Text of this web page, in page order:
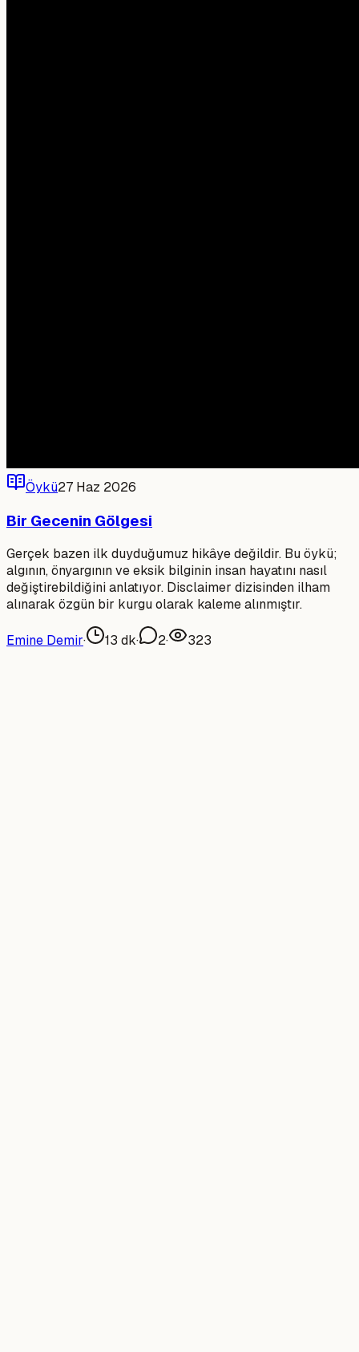
Öykü27 Haz 2026
Bir Gecenin Gölgesi
Gerçek bazen ilk duyduğumuz hikâye değildir. Bu öykü;
algının, önyargının ve eksik bilginin insan hayatını nasıl
değiştirebildiğini anlatıyor. Disclaimer dizisinden ilham
alınarak özgün bir kurgu olarak kaleme alınmıştır.
Emine Demir· 13 dk· 2· 323